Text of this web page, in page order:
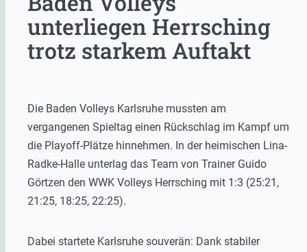
unterliegen Herrsching
trotz starkem Auftakt
Die Baden Volleys Karlsruhe mussten am
vergangenen Spieltag einen Rückschlag im Kampf um
die Playoff-Plätze hinnehmen. In der heimischen Lina-
Radke-Halle unterlag das Team von Trainer Guido
Görtzen den WWK Volleys Herrsching mit 1:3 (25:21,
21:25, 18:25, 22:25).
Dabei startete Karlsruhe souverän: Dank stabiler